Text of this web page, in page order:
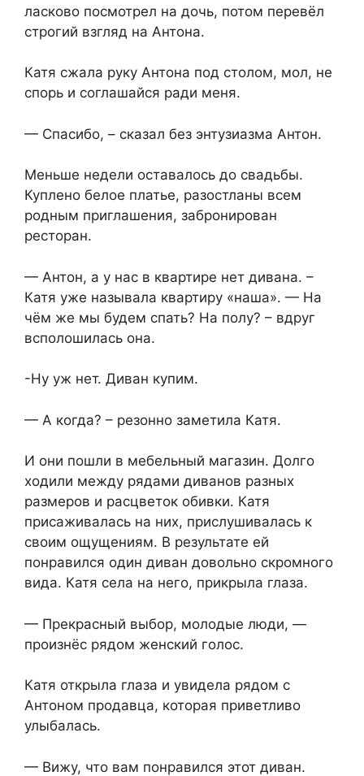
ласково посмотрел на дочь, потом перевёл
строгий взгляд на Антона.
Катя сжала руку Антона под столом, мол, не
спорь и соглашайся ради меня.
— Спасибо, – сказал без энтузиазма Антон.
Меньше недели оставалось до свадьбы.
Куплено белое платье, разостланы всем
родным приглашения, забронирован
ресторан.
— Антон, а у нас в квартире нет дивана. –
Катя уже называла квартиру «наша». — На
чём же мы будем спать? На полу? – вдруг
всполошилась она.
-Ну уж нет. Диван купим.
— А когда? – резонно заметила Катя.
И они пошли в мебельный магазин. Долго
ходили между рядами диванов разных
размеров и расцветок обивки. Катя
присаживалась на них, прислушивалась к
своим ощущениям. В результате ей
понравился один диван довольно скромного
вида. Катя села на него, прикрыла глаза.
— Прекрасный выбор, молодые люди, —
произнёс рядом женский голос.
Катя открыла глаза и увидела рядом с
Антоном продавца, которая приветливо
улыбалась.
— Вижу, что вам понравился этот диван.